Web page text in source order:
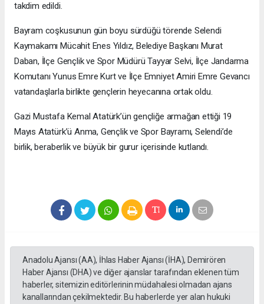
takdim edildi.
Bayram coşkusunun gün boyu sürdüğü törende Selendi
Kaymakamı Mücahit Enes Yıldız, Belediye Başkanı Murat
Daban, İlçe Gençlik ve Spor Müdürü Tayyar Selvi, İlçe Jandarma
Komutanı Yunus Emre Kurt ve İlçe Emniyet Amiri Emre Gevancı
vatandaşlarla birlikte gençlerin heyecanına ortak oldu.
Gazi Mustafa Kemal Atatürk’ün gençliğe armağan ettiği 19
Mayıs Atatürk’ü Anma, Gençlik ve Spor Bayramı, Selendi’de
birlik, beraberlik ve büyük bir gurur içerisinde kutlandı.
Anadolu Ajansı (AA), İhlas Haber Ajansı (İHA), Demirören
Haber Ajansı (DHA) ve diğer ajanslar tarafından eklenen tüm
haberler, sitemizin editörlerinin müdahalesi olmadan ajans
kanallarından çekilmektedir. Bu haberlerde yer alan hukuki